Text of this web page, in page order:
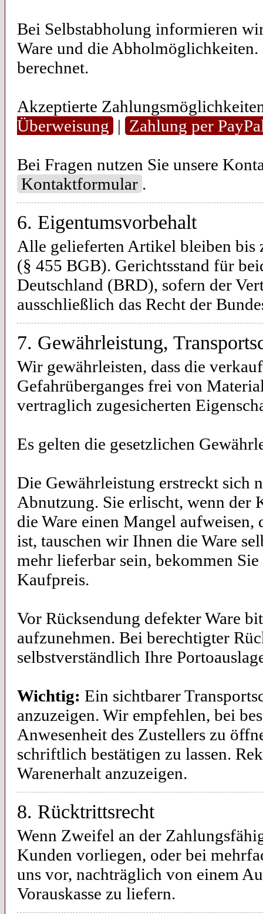
Bei Selbstabholung informieren
Ware und die
berechnet.
Akzeptierte
Überweisung | Zahlung per
Bei Fragen nutzen Sie unsere
Kontaktformular .
6. Eigentumsvorbehalt
Alle gelieferten Artikel bleiben bis
(§ 455 BGB). Gerichtsstand für
Deutschland (BRD), sofern der
ausschließlich das Recht der
7. Gewährleistung,
Wir gewährleisten, dass die
Gefahrüberganges frei von
vertraglich zugesicherten
Es gelten die gesetzlichen
Die Gewährleistung erstreckt sich
Abnutzung. Sie erlischt, wenn der
die Ware einen Mangel
ist, tauschen wir Ihnen die Ware
mehr lieferbar sein, bekommen
Kaufpreis.
Vor Rücksendung defekter Ware
aufzunehmen. Bei berechtigter
selbstverständlich Ihre
Wichtig: Ein sichtbarer
anzuzeigen. Wir empfehlen, bei
Anwesenheit des Zustellers zu
schriftlich bestätigen zu lassen.
Warenerhalt anzuzeigen.
8. Rücktrittsrecht
Wenn Zweifel an der
Kunden vorliegen, oder bei
uns vor, nachträglich von einem
Vorauskasse zu liefern.